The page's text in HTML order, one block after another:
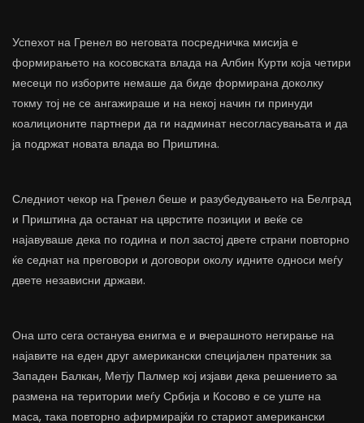
Успехот на Гренел во неговата посредничка мисија е
формирањето на косовската влада на Албин Курти која четири
месеци по изборите немаше да биде формирана доколку
токму тој не се ангажираше и на некој начин ги принуди
коалиционите партнери да ги надминат несогласувањата и да
ја подржат новата влада во Приштина.
Следниот чекор на Гренел беше и разубедувањето на Белград
и Приштина да останат на цврстите позиции и веќе се
најавуваше дека по година и пол застој двете страни повторно
ќе седнат на преговори и договори околу идните односи меѓу
двете независни држави.
Она што сега останува енигма е и вчерашното негирање на
најавите на еден друг американски специјален пратеник за
Западен Балкан, Метју Палмер кој изјави дека решението за
размена на територии меѓу Србија и Косово е се уште на
маса, така повторно афирмирајќи го стариот американски